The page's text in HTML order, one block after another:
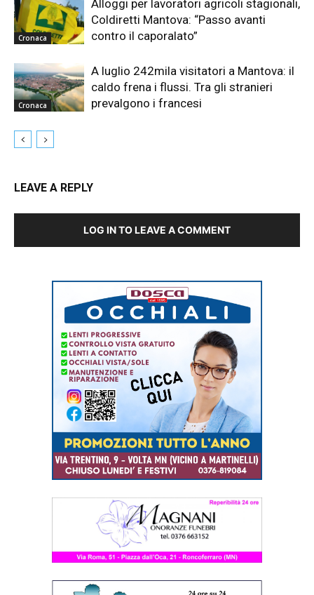
Cronaca
Alloggi per lavoratori agricoli stagionali,
Coldiretti Mantova: “Passo avanti
contro il caporalato”
Cronaca
A luglio 242mila visitatori a Mantova: il
caldo frena i flussi. Tra gli stranieri
prevalgono i francesi
LEAVE A REPLY
LOG IN TO LEAVE A COMMENT